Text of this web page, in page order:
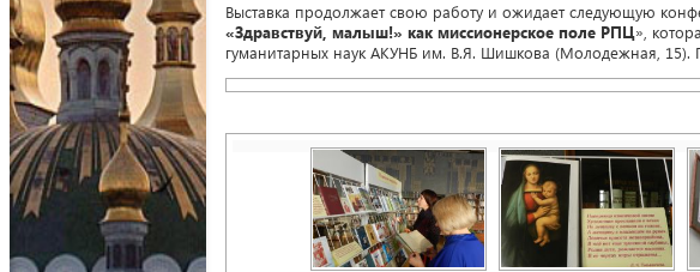
Выставка продолжает свою работу и ожидает следующую
«Здравствуй, малыш!» как миссионерское поле РПЦ»,
гуманитарных наук АКУНБ им. В.Я. Шишкова (Молодежная, 15).